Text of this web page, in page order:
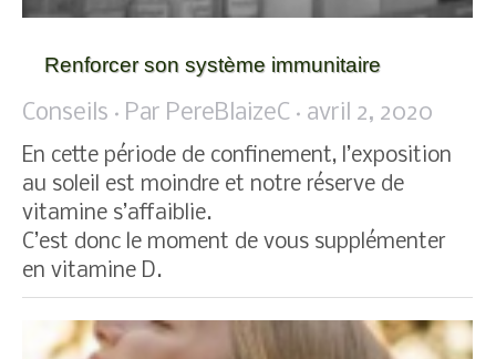
Renforcer son système immunitaire
Conseils Par PereBlaizeC avril 2, 2020
En cette période de confinement, l’exposition
au soleil est moindre et notre réserve de
vitamine s’affaiblie.
C’est donc le moment de vous supplémenter
en vitamine D.